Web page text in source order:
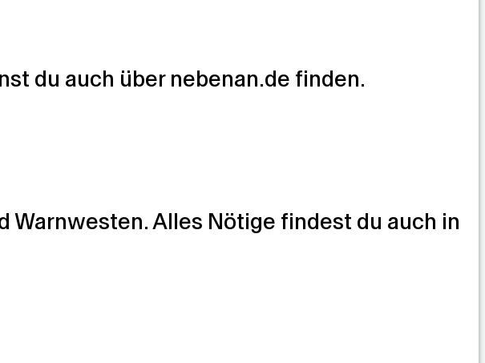
du auch über nebenan.de finden.
Warnwesten. Alles Nötige findest du auch in